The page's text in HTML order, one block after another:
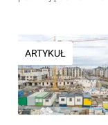
ARTYKUŁ